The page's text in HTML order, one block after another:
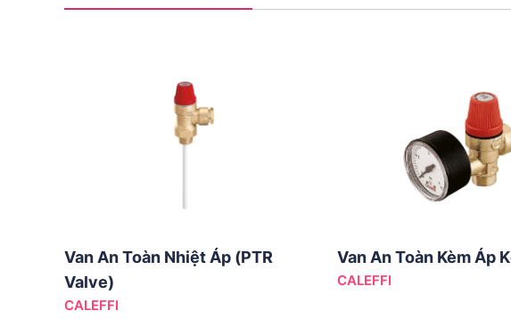
Van An Toàn Nhiệt Áp (PTR
Valve)
CALEFFI
Van An Toàn Kèm Áp
CALEFFI